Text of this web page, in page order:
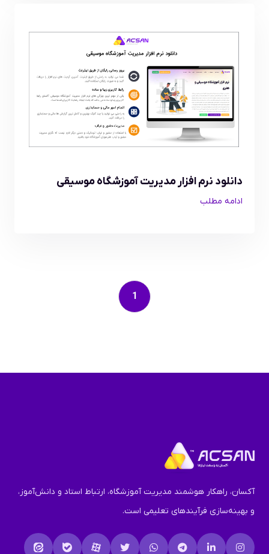
دانلود نرم افزار مدیریت آموزشگاه موسیقی
ادامه مطلب
1
آکسان، راهکار هوشمند مدیریت آموزشگاه، ارتباط استاد و دانش‌آموز،
و بهینه‌سازی فرآیندهای تعلیمی است.